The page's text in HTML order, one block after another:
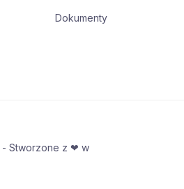
Dokumenty
- Stworzone z ❤ w